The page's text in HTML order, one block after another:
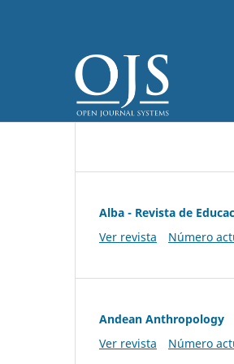
Alba - Revista de
Ver revista
Número
Andean Anthropology
Ver revista
Número